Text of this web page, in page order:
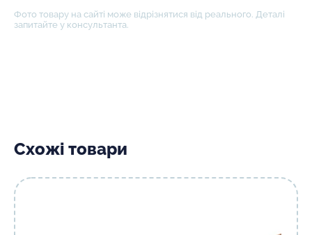
Фото товару на сайті може відрізнятися від реального. Деталі
запитайте у консультанта.
Схожі товари